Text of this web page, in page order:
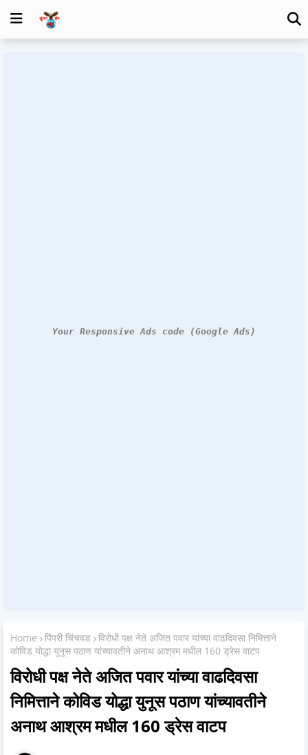
Your Responsive Ads code (Google Ads)
Home पिंपरी चिंचवड विरोधी पक्ष नेते अजित पवार यांच्या वाढदिवसा निमित्ताने
कोविड योद्धा युनूस पठाण यांच्यावतीने अनाथ आश्रम मधील 160 ड्रेस वाटप
विरोधी पक्ष नेते अजित पवार यांच्या वाढदिवसा
निमित्ताने कोविड योद्धा युनूस पठाण यांच्यावतीने
अनाथ आश्रम मधील 160 ड्रेस वाटप